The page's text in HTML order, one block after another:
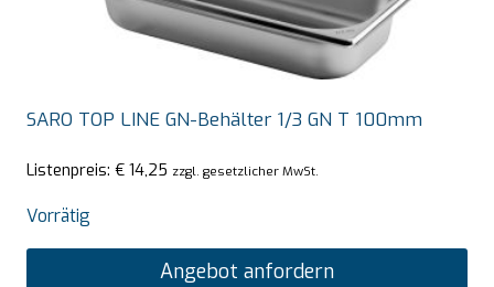
SARO TOP LINE GN-Behälter 1/3 GN T 100mm
Listenpreis: € 14,25 zzgl. gesetzlicher MwSt.
Vorrätig
Angebot anfordern